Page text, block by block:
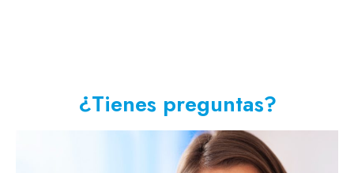
¿Tienes preguntas?